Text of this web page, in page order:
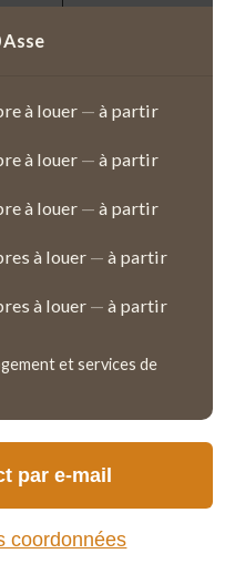
Asse
à louer — à partir
à louer — à partir
à louer — à partir
à louer — à partir
à louer — à partir
et services de
par e-mail
coordonnées